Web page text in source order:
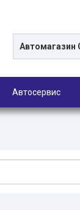
Автомагазин
Автосервис